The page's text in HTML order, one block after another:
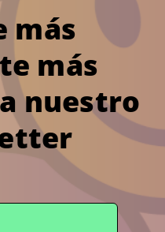
más
más
nuestro